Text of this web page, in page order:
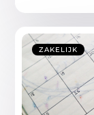
ZAKELIJK